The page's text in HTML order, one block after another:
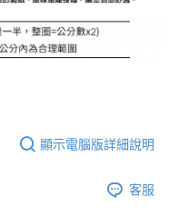
顯示電腦版詳細說明
客服